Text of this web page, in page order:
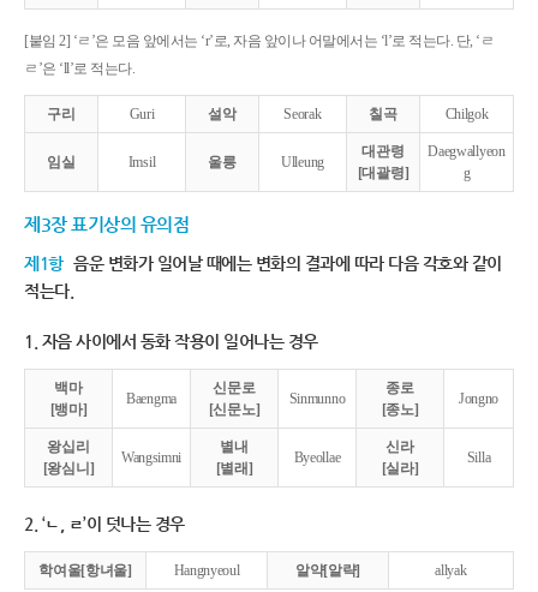
[붙임 2] ‘ㄹ’은 모음 앞에서는 ‘r’로, 자음 앞이나 어말에서는 ‘l’로 적는다. 단, ‘ㄹ
ㄹ’은 ‘ll’로 적는다.
구리 Guri 설악 Seorak 칠곡 Chilgok
임실 Imsil 울릉 Ulleung
대관령
[대괄령]
Daegwallyeon
g
제3장 표기상의 유의점
제1항 음운 변화가 일어날 때에는 변화의 결과에 따라 다음 각호와 같이
적는다.
1. 자음 사이에서 동화 작용이 일어나는 경우
백마
[뱅마]
Baengma
신문로
[신문노]
Sinmunno
종로
[종노]
Jongno
왕십리
[왕심니]
Wangsimni
별내
[별래]
Byeollae
신라
[실라]
Silla
2. ‘ㄴ, ㄹ’이 덧나는 경우
학여울[항녀울] Hangnyeoul 알약[알략] allyak